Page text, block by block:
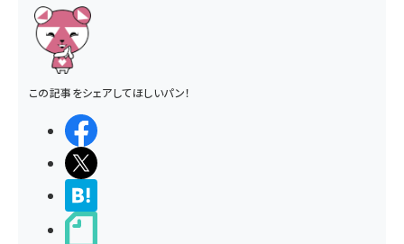
この記事をシェアしてほしいパン！